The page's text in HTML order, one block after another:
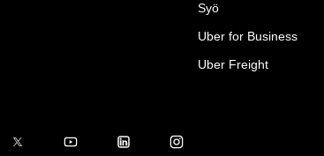
Syö
Uber for Business
Uber Freight